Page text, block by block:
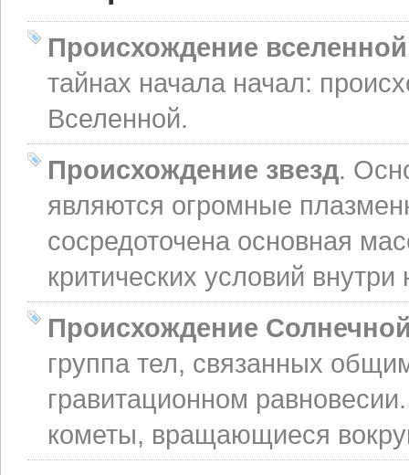
Происхождение вселенной
тайнах начала начал:
Вселенной.
Происхождение звезд.
являются огромные
сосредоточена основная
критических условий
Происхождение
группа тел, связанных
гравитационном
кометы, вращающиеся